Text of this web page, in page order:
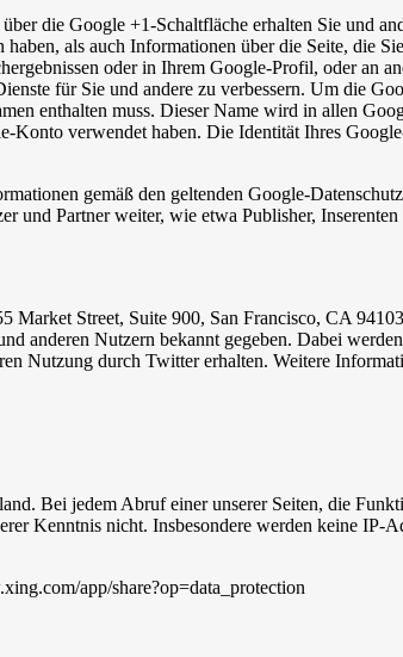
die Google +1-Schaltfläche erhalten Sie und
als auch Informationen über die Seite, die
oder in Ihrem Google-Profil, oder an
für Sie und andere zu verbessern. Um die
enthalten muss. Dieser Name wird in allen
Konto verwendet haben. Die Identität Ihres
gemäß den geltenden Google-
und Partner weiter, wie etwa Publisher, Inserenten
Market Street, Suite 900, San Francisco, CA
anderen Nutzern bekannt gegeben. Dabei
Nutzung durch Twitter erhalten. Weitere
Bei jedem Abruf einer unserer Seiten, die
Kenntnis nicht. Insbesondere werden keine IP-
app/share?op=data_protection